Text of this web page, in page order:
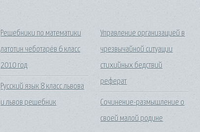
Решебники по математики
латотин чеботарёв 6 класс
2010 год
Русский язык 8 класс львова
и львов решебник
Управление организацией в
чрезвычайной ситуации
стихийных бедствий
реферат
Сочинение-размышление о
своей малой родине